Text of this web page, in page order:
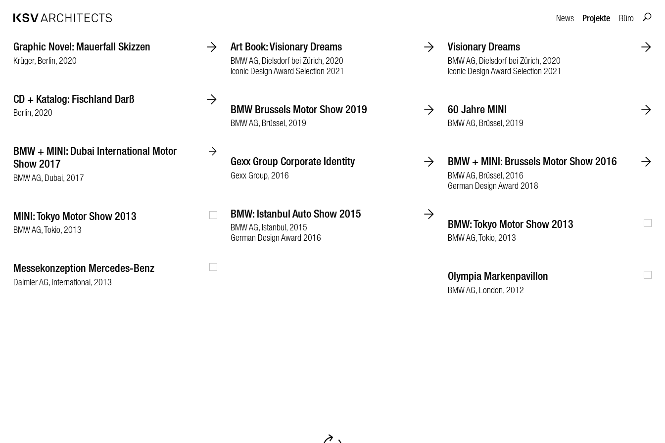
News Projekte Büro
Inhalt
springen
Graphic Novel: Mauerfall Skizzen
Krüger, Berlin, 2020
CD + Katalog: Fischland Darß
Berlin, 2020
BMW + MINI: Dubai International Motor
Show 2017
BMW AG, Dubai, 2017
MINI: Tokyo Motor Show 2013
BMW AG, Tokio, 2013
Messekonzeption Mercedes-Benz
Daimler AG, international, 2013
Art Book: Visionary Dreams
BMW AG, Dielsdorf bei Zürich, 2020
Iconic Design Award Selection 2021
BMW Brussels Motor Show 2019
BMW AG, Brüssel, 2019
Gexx Group Corporate Identity
Gexx Group, 2016
BMW: Istanbul Auto Show 2015
BMW AG, Istanbul, 2015
German Design Award 2016
Visionary Dreams
BMW AG, Dielsdorf bei Zürich, 2020
Iconic Design Award Selection 2021
60 Jahre MINI
BMW AG, Brüssel, 2019
BMW + MINI: Brussels Motor Show 2016
BMW AG, Brüssel, 2016
German Design Award 2018
BMW: Tokyo Motor Show 2013
BMW AG, Tokio, 2013
Olympia Markenpavillon
BMW AG, London, 2012